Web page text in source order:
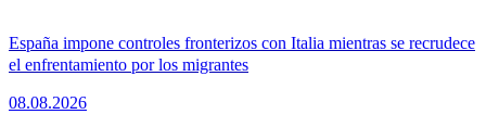
España impone controles fronterizos con Italia mientras se recrudece
el enfrentamiento por los migrantes
08.08.2026